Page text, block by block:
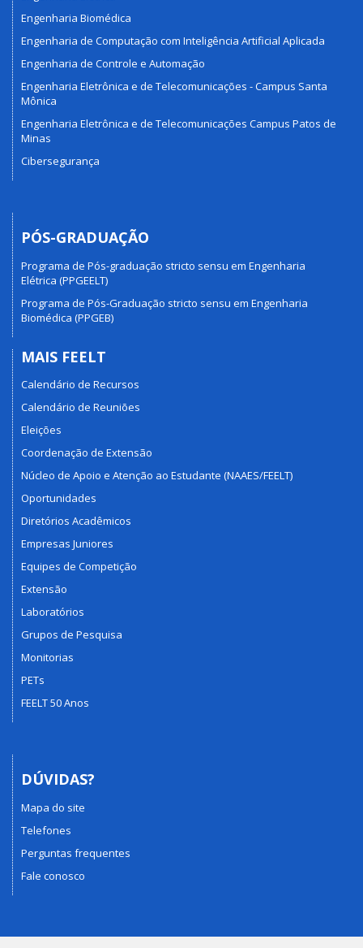
Engenharia Biomédica
Engenharia de Computação com Inteligência Artificial Aplicada
Engenharia de Controle e Automação
Engenharia Eletrônica e de Telecomunicações - Campus Santa
Mônica
Engenharia Eletrônica e de Telecomunicações Campus Patos de
Minas
Cibersegurança
PÓS-GRADUAÇÃO
Programa de Pós-graduação stricto sensu em Engenharia
Elétrica (PPGEELT)
Programa de Pós-Graduação stricto sensu em Engenharia
Biomédica (PPGEB)
MAIS FEELT
Calendário de Recursos
Calendário de Reuniões
Eleições
Coordenação de Extensão
Núcleo de Apoio e Atenção ao Estudante (NAAES/FEELT)
Oportunidades
Diretórios Acadêmicos
Empresas Juniores
Equipes de Competição
Extensão
Laboratórios
Grupos de Pesquisa
Monitorias
PETs
FEELT 50 Anos
DÚVIDAS?
Mapa do site
Telefones
Perguntas frequentes
Fale conosco